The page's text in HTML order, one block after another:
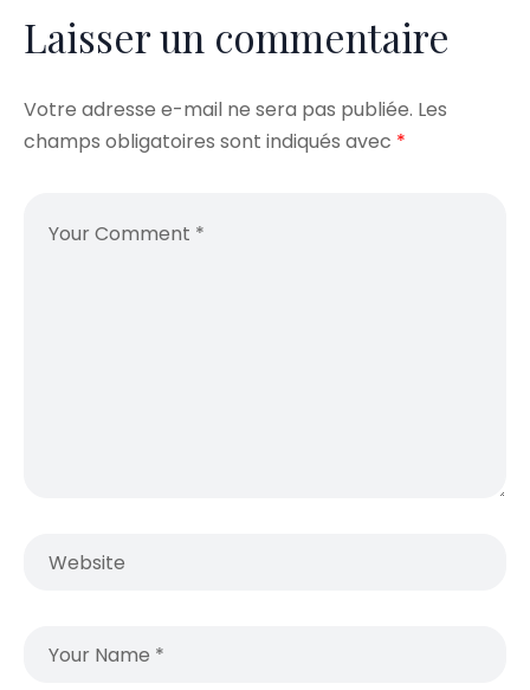
Laisser un commentaire
Votre adresse e-mail ne sera pas publiée. Les
champs obligatoires sont indiqués avec *